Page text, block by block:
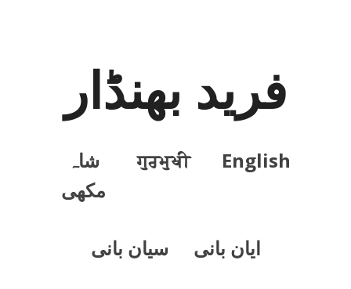
فرید بھنڈار
English
ਗੁਰਮੁਖੀ
شاہ
مکھی
ايان بانی سيان بانی